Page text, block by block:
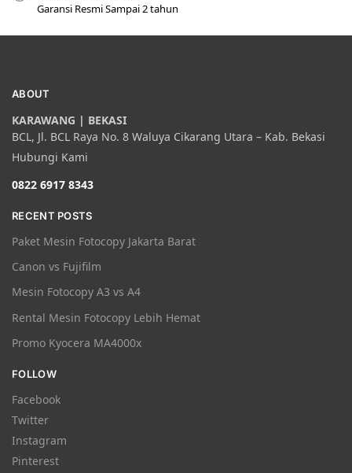
Garansi Resmi Sampai 2 tahun
ABOUT
KARAWANG | BEKASI
BCL, Jl. BCL Raya No. 8 Waluya Cikarang Utara – Kab. Bekasi
Hubungi Kami
0822 6917 8343
RECENT POSTS
Paket Mesin Fotocopy Jakarta Barat
Canon vs Fujifilm
Mesin Fotocopy A3 vs A4
Rental Mesin Fotocopy Lebih Hemat
Promo Kyocera MA4000x
FOLLOW
Facebook
Twitter
Instagram
Pinterest